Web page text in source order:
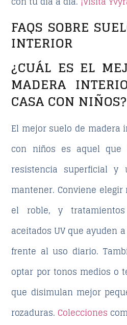
FAQS SOBRE
INTERIOR
¿CUÁL ES EL
MADERA
CASA CON NIÑOS?
El mejor suelo de madera
con niños es aquel que
resistencia superficial y
mantener. Conviene
el roble, y
aceitados UV que ayuden
frente al uso diario.
optar por tonos medios o
que disimulan mejor
rozaduras. Colecciones